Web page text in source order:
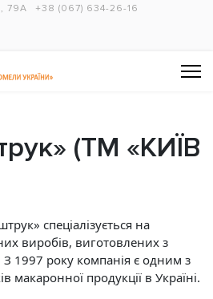
79А
+38 (067) 634-26-16
(ТМ «КИЇВ
спеціалізується на
виробів, виготовлених з
З 1997 року компанія є одним з
макаронної продукції в Україні.